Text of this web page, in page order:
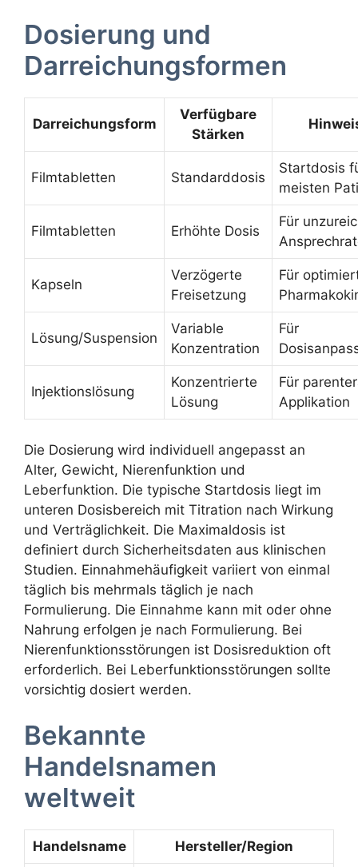
Dosierung und
Darreichungsformen
Darreichungsform
Verfügbare
Stärken
Filmtabletten Standarddosis
Startdosis
meisten
Filmtabletten Erhöhte Dosis
Für
Kapseln
Verzögerte
Freisetzung
Für
Lösung/Suspension
Variable
Konzentration
Für
Injektionslösung
Konzentrierte
Lösung
Für
Applikation
Die Dosierung wird individuell angepasst an
Alter, Gewicht, Nierenfunktion und
Leberfunktion. Die typische Startdosis liegt im
unteren Dosisbereich mit Titration nach Wirkung
und Verträglichkeit. Die Maximaldosis ist
definiert durch Sicherheitsdaten aus klinischen
Studien. Einnahmehäufigkeit variiert von einmal
täglich bis mehrmals täglich je nach
Formulierung. Die Einnahme kann mit oder ohne
Nahrung erfolgen je nach Formulierung. Bei
Nierenfunktionsstörungen ist Dosisreduktion oft
erforderlich. Bei Leberfunktionsstörungen sollte
vorsichtig dosiert werden.
Bekannte
Handelsnamen
weltweit
Handelsname Hersteller/Region